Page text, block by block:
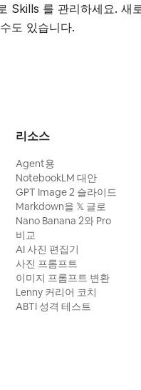
Skills 를 관리하세요. 새
도 있습니다.
리소스
Agent용
NotebookLM 대안
GPT Image 2 슬라이드
Markdown을 𝕏 글로
Nano Banana 2와 Pro
비교
AI 사진 편집기
사진 프롬프트
이미지 프롬프트 변환
Lenny 커리어 코치
ABTI 성격 테스트